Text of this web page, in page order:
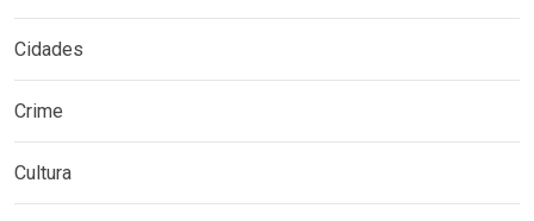
Cidades
Crime
Cultura